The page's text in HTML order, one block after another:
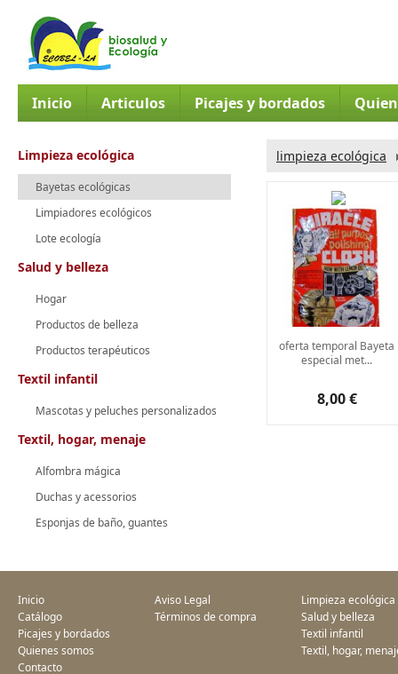
Inicio Articulos Picajes y bordados
Limpieza ecológica
Bayetas ecológicas
Limpiadores ecológicos
Lote ecología
Salud y belleza
Hogar
Productos de belleza
Productos terapéuticos
Textil infantil
Mascotas y peluches personalizados
Textil, hogar, menaje
Alfombra mágica
Duchas y acessorios
Esponjas de baño, guantes
limpieza ecológica
oferta temporal Bayeta
especial met...
8,00 €
Inicio
Catálogo
Picajes y bordados
Quienes somos
Contacto
Aviso Legal
Términos de compra
Limpieza ecológica
Salud y belleza
Textil infantil
Textil, hogar,